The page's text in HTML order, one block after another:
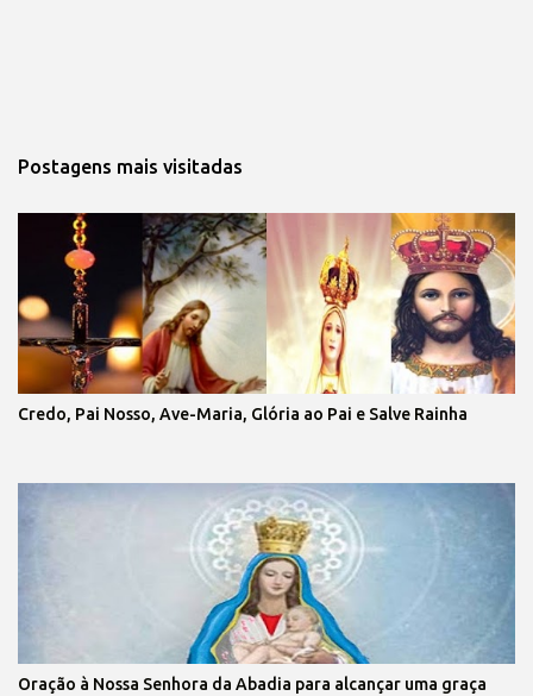
Postagens mais visitadas
Credo, Pai Nosso, Ave-Maria, Glória ao Pai e Salve Rainha
Oração à Nossa Senhora da Abadia para alcançar uma graça